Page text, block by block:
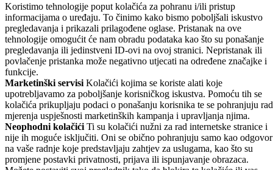
Koristimo tehnologije poput kolačića za pohranu i/ili pristup
informacijama o uređaju. To činimo kako bismo poboljšali iskustvo
pregledavanja i prikazali prilagođene oglase. Pristanak na ove
tehnologije omogućit će nam obradu podataka kao što su ponašanje
pregledavanja ili jedinstveni ID-ovi na ovoj stranici. Nepristanak ili
povlačenje pristanka može negativno utjecati na određene značajke i
funkcije.
Marketinški servisi Kolačići kojima se koriste alati koje
upotrebljavamo za poboljšanje korisničkog iskustva. Pomoću tih se
kolačića prikupljaju podaci o ponašanju korisnika te se pohranjuju
mjerenja uspješnosti marketinških kampanja i upravljanja njima.
Neophodni kolačići Ti su kolačići nužni za rad internetske stranice i
nije ih moguće isključiti. Oni se obično pohranjuju samo kao odgovor
na vaše radnje koje predstavljaju zahtjev za uslugama, kao što su
promjene postavki privatnosti, prijava ili ispunjavanje obrazaca.